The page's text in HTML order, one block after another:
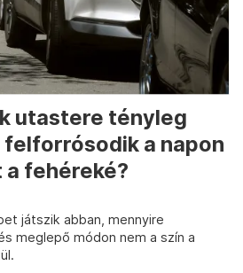
utastere tényleg
a napon
a fehéreké?
játszik abban, mennyire
meglepő módon nem a szín a